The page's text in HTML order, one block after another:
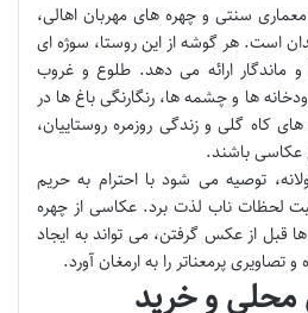
سنتی و چهره های مهربان اهالی،
است. هر گوشه از این روستا، سوژه ای
و ماندگار ارائه می دهد. طلوع و غروب
ها و چشمه ها، رنگارنگی باغ ها در
کاه گلی و زندگی روزمره روستاییان،
عکاسی باشند.
توصیه می شود با احترام به حریم
لحظات ناب لذت برد. عکاسی از چهره
قبل از عکس گرفتن، می تواند به ایجاد
پرمعناتر را به ارمغان آورد.
و خرید